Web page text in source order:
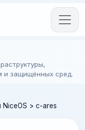
и защищённых сред.
NiceOS > c-ares